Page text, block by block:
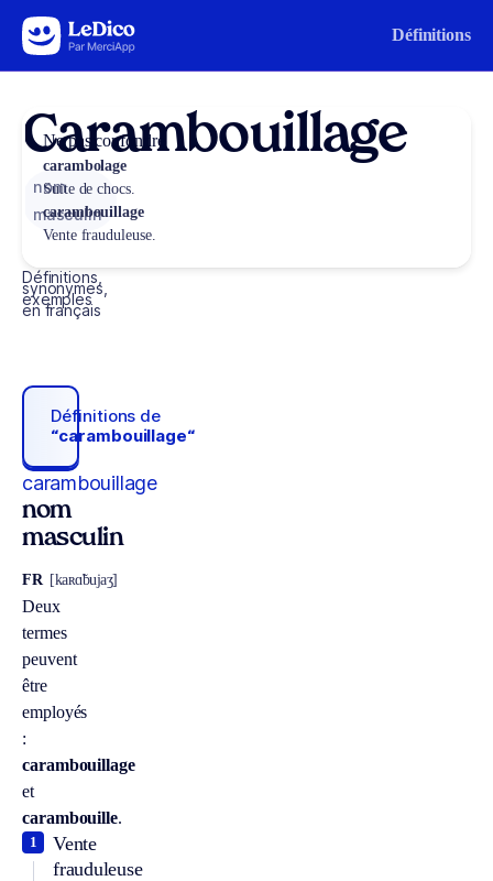
Aller au contenu Définitions
Carambouillage
nom
masculin
Définitions,
synonymes,
exemples
en français
Définitions de
“carambouillage“
carambouillage
nom
masculin
FR [kaʀɑ̃bujaʒ]
Deux
termes
peuvent
être
employés
:
carambouillage
et
carambouille.
Vente
frauduleuse
1
Ne pas confondre
carambolage
Suite de chocs.
carambouillage
Vente frauduleuse.